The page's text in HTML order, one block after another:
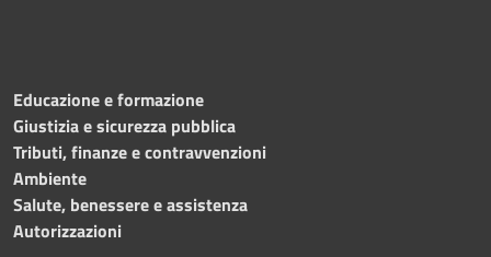
Educazione e formazione
Giustizia e sicurezza pubblica
Tributi, finanze e contravvenzioni
Ambiente
Salute, benessere e assistenza
Autorizzazioni